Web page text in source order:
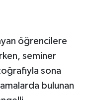
öğrencilere
seminer
sona
bulunan